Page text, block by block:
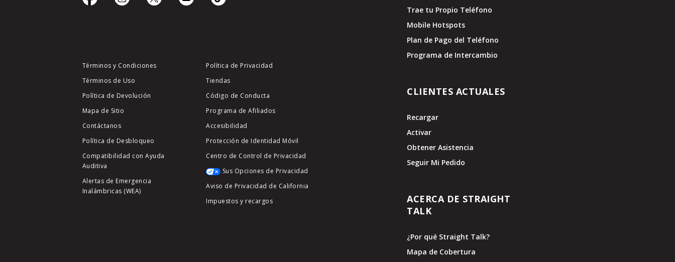
Términos y Condiciones
Términos de Uso
Política de Devolución
Mapa de Sitio
Contáctanos
Política de Desbloqueo
Compatibilidad con Ayuda
Auditiva
Alertas de Emergencia
Inalámbricas (WEA)
Política de Privacidad
Tiendas
Código de Conducta
Programa de Afiliados
Accesibilidad
Protección de Identidad Móvil
Centro de Control de Privacidad
Sus Opciones de Privacidad
Aviso de Privacidad de California
Impuestos y recargos
Trae tu Propio Teléfono
Mobile Hotspots
Plan de Pago del Teléfono
Programa de Intercambio
CLIENTES ACTUALES
Recargar
Activar
Obtener Asistencia
Seguir Mi Pedido
ACERCA DE STRAIGHT
TALK
¿Por qué Straight Talk?
Mapa de Cobertura